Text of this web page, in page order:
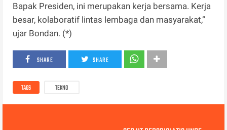
Bapak Presiden, ini merupakan kerja bersama. Kerja
besar, kolaboratif lintas lembaga dan masyarakat,”
ujar Bondan. (*)
SHARE SHARE
TAGS TEKNO